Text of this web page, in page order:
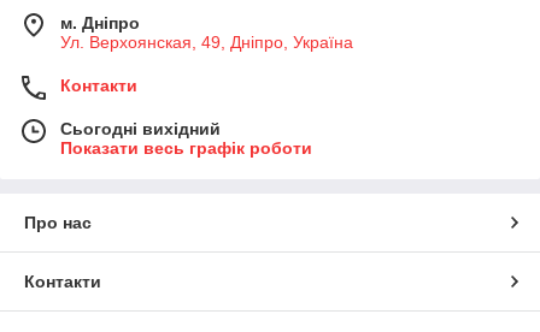
м. Дніпро
Ул. Верхоянская, 49, Дніпро, Україна
Контакти
Сьогодні вихідний
Показати весь графік роботи
Про нас
Контакти